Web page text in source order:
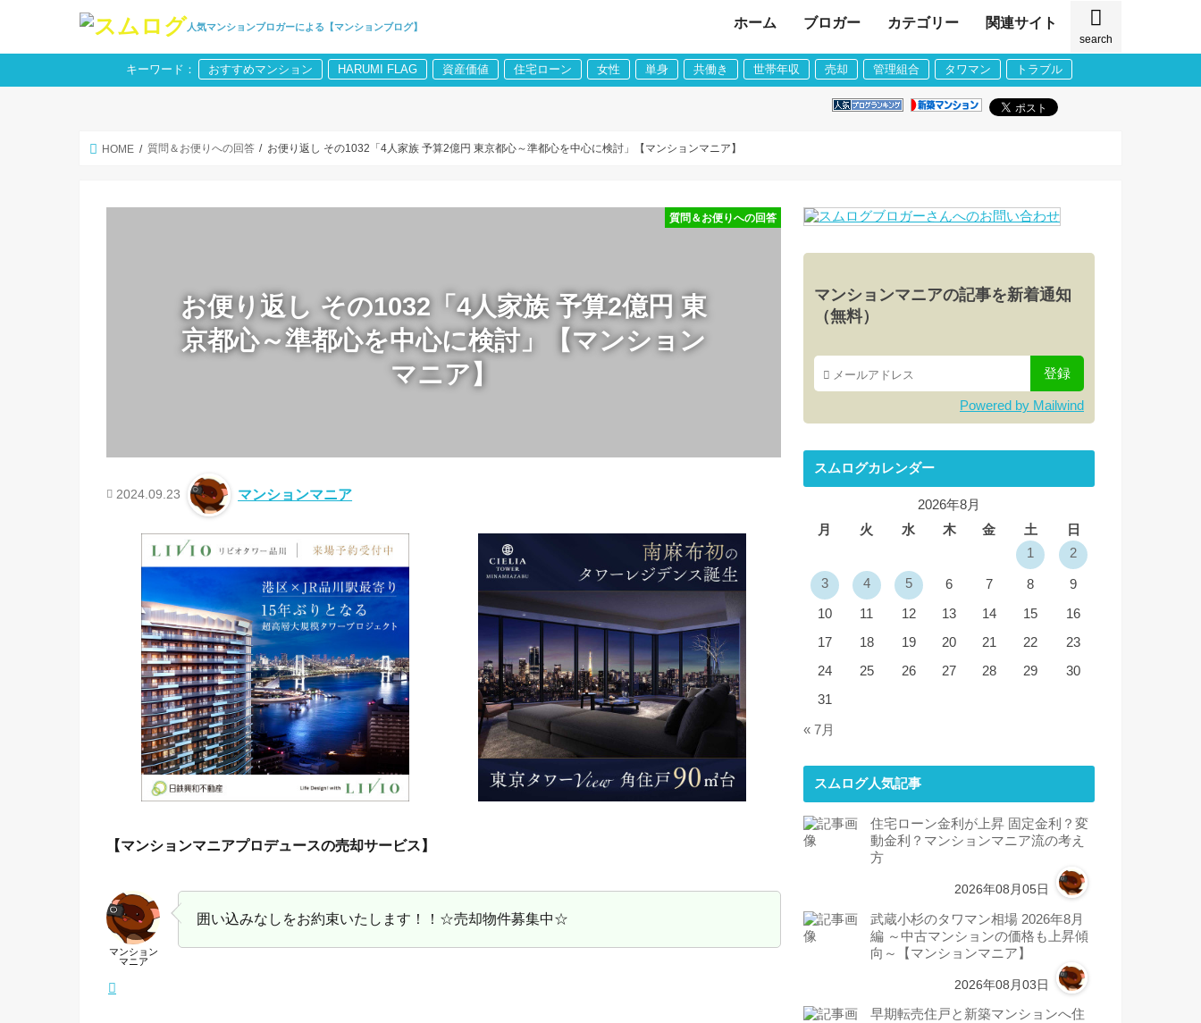
人気マンションブロガーによる【マンションブログ】
search
ホーム ブロガー カテゴリー 関連サイト
キーワード： おすすめマンション HARUMI FLAG 資産価値 住宅ローン 女性 単身 共働き 世帯年収 売却 管理組合 タワマン トラブル
HOME 質問＆お便りへの回答 お便り返し その1032「4人家族 予算2億円 東京都心～準都心を中心に検討」【マンションマニア】
お便り返し その1032「4人家族 予算2億円 東
京都心～準都心を中心に検討」【マンション
マニア】
質問＆お便りへの回答
2024.09.23 マンションマニア
【マンションマニアプロデュースの売却サービス】
マンション
マニア
囲い込みなしをお約束いたします！！☆売却物件募集中☆
マンションマニアの記事を新着通知
（無料）
Powered by Mailwind
スムログカレンダー
2026年8月
月
火 水 木 金 土
日
1
2
3 4 5 6 7 8 9
10 11 12 13 14 15
16
17
18 19 20 21 22
23
24
25 26 27 28 29
30
31
« 7月
スムログ人気記事
住宅ローン金利が上昇 固定金利？変
動金利？マンションマニア流の考え
方
2026年08月05日
武蔵小杉のタワマン相場 2026年8月
編 ～中古マンションの価格も上昇傾
向～【マンションマニア】
2026年08月03日
早期転売住戸と新築マンションへ住